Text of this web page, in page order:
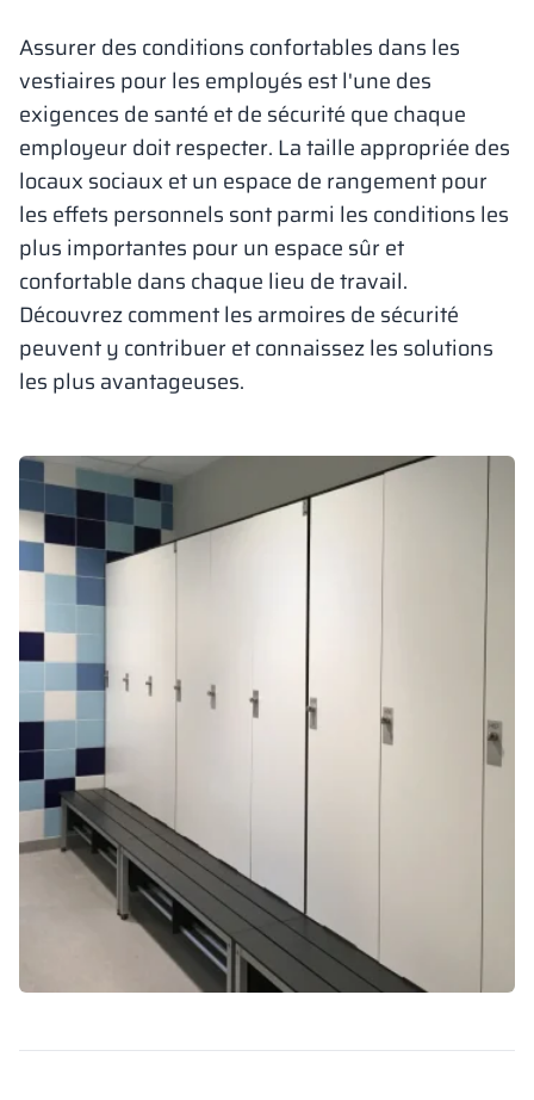
Vela
armoires
Bancs et
Serrures pour
Cloisons
Lamelles
Altus
Vestiare en
Offre complète
Services
Attestations,
Matériaux et
Carte des
Galerie de
Assurer des conditions confortables dans les
vestiaires pour les employés est l'une des
exigences de santé et de sécurité que chaque
employeur doit respecter. La taille appropriée des
locaux sociaux et un espace de rangement pour
les effets personnels sont parmi les conditions les
plus importantes pour un espace sûr et
confortable dans chaque lieu de travail.
Découvrez comment les armoires de sécurité
peuvent y contribuer et connaissez les solutions
les plus avantageuses.